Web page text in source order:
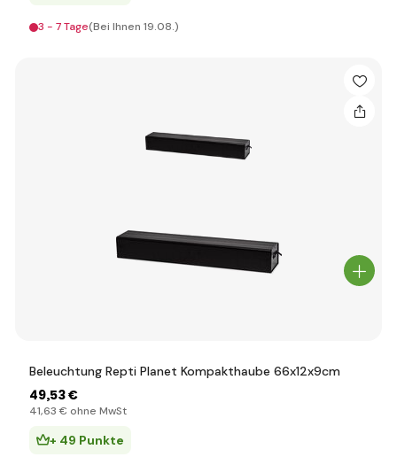
3 - 7 Tage(Bei Ihnen 19.08.)
Beleuchtung Repti Planet Kompakthaube 66x12x9cm
49,53 €
41,63 € ohne MwSt
+ 49 Punkte